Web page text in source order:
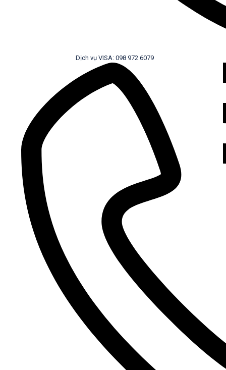
Dịch vụ VISA: 098 972 6079